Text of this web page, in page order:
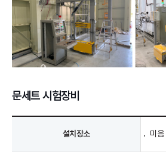
문세트 시험장비
설치장소 미음